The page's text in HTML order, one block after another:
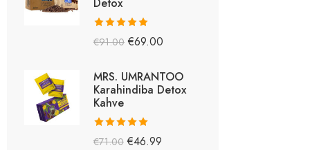
5 üzerinden
€91.00 €69.00
MRS. UMRANTOO
Karahindiba Detox
Kahve
5 üzerinden
€71.00 €46.99